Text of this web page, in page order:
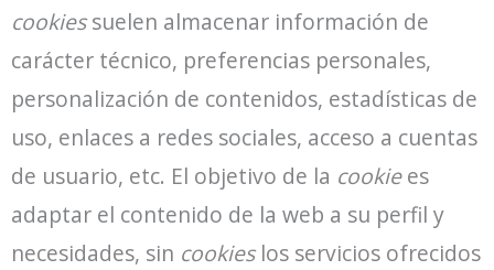
cookiessuelen almacenar información de
carácter técnico, preferencias personales,
personalización de contenidos, estadísticas de
uso, enlaces a redes sociales, acceso a cuentas
de usuario, etc. El objetivo de la cookiees
adaptar el contenido de la web a su perfil y
necesidades, sin cookieslos servicios ofrecidos